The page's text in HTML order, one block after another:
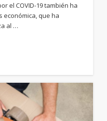
el COVID-19 también ha
económica, que ha
al …